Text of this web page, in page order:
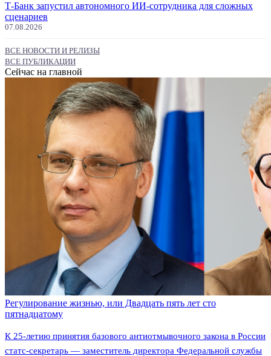
Т-Банк запустил автономного ИИ-сотрудника для сложных
сценариев
07.08.2026
ВСЕ НОВОСТИ И РЕЛИЗЫ
ВСЕ ПУБЛИКАЦИИ
Сейчас на главной
Регулирование жизнью, или Двадцать пять лет сто
пятнадцатому
К 25-летию принятия базового антиотмывочного закона в России
статс-секретарь — заместитель директора Федеральной службы